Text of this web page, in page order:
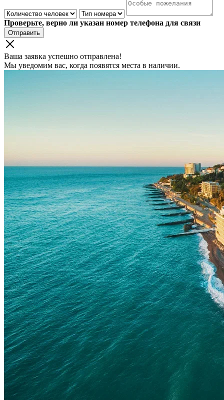
Проверьте, верно ли указан номер телефона для связи
Отправить
Ваша заявка успешно отправлена!
Мы уведомим вас, когда появятся места в наличии.